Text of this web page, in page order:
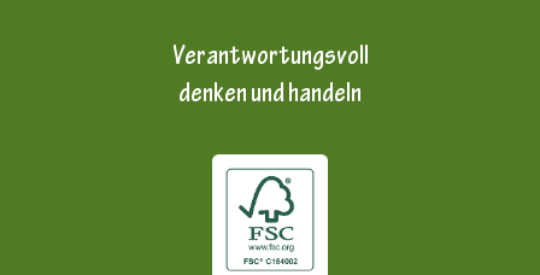
Verantwortungsvoll
denken und handeln